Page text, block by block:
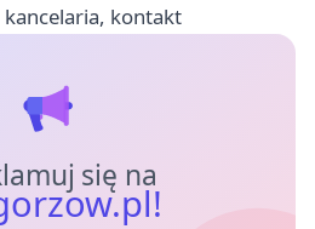
kontakt
się na